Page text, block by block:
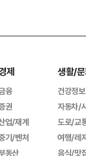
제
융
권
업/재계
기/벤처
동산
생활/
건강정보
자동차/
도로/교
여행/레
음식/맛